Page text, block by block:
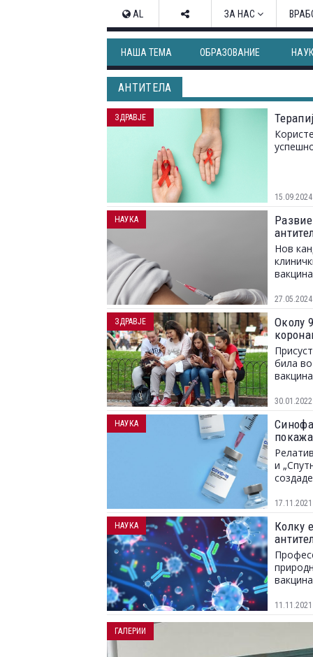
AL ЗА НАС
НАША ТЕМА ОБРАЗОВАНИЕ
АНТИТЕЛА
15.09.2024
ЗДРАВЈЕ
Нов
вакцина
27.05.2024
НАУКА
Околу
била
вакцина
30.01.2022
ЗДРАВЈЕ
и
17.11.2021
НАУКА
Колку
11.11.2021
НАУКА
ГАЛЕРИИ